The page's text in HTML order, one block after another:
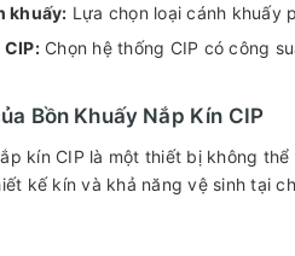
khuấy: Lựa chọn loại cánh khuấy
Chọn hệ thống CIP có công
Bồn Khuấy Nắp Kín CIP
kín CIP là một thiết bị không
kế kín và khả năng vệ sinh tại